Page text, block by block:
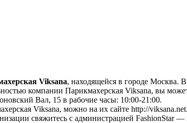
Viksana, находящейся в городе Москва.
компании Парикмахерская Viksana, вы
Вал, 15 в рабочие часы: 10:00-21:00.
Viksana, можно на их сайте http://viksana.net.
свяжитесь с администрацией FashionStar —